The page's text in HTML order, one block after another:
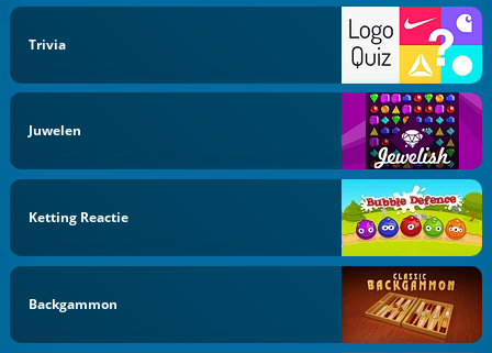
Trivia
Juwelen
Ketting Reactie
Backgammon